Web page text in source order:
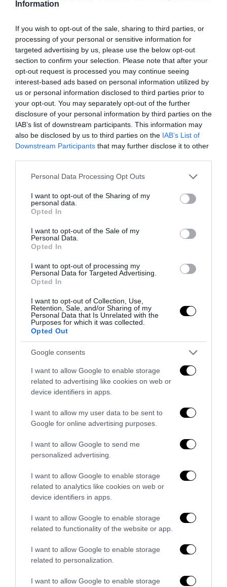
Information
If you wish to opt-out of the sale, sharing to third parties, or
processing of your personal or sensitive information for
targeted advertising by us, please use the below opt-out
section to confirm your selection. Please note that after your
opt-out request is processed you may continue seeing
interest-based ads based on personal information utilized by
us or personal information disclosed to third parties prior to
your opt-out. You may separately opt-out of the further
disclosure of your personal information by third parties on the
IAB’s list of downstream participants. This information may
also be disclosed by us to third parties on the IAB’s List of
Downstream Participants that may further disclose it to other
Please note that this website/app uses one or more Google
not limited to your visit or usage behaviour. You may click to
grant or deny consent to Google and its third-party tags to
use your data for below specified purposes in below Google
consent section.
Personal Data Processing Opt Outs
I want to opt-out of the Sharing of my
personal data.
Opted In
I want to opt-out of the Sale of my
Personal Data.
Opted In
I want to opt-out of processing my
Personal Data for Targeted Advertising.
Opted In
I want to opt-out of Collection, Use,
Retention, Sale, and/or Sharing of my
Personal Data that Is Unrelated with the
Purposes for which it was collected.
Opted Out
Google consents
I want to allow Google to enable storage
related to advertising like cookies on web or
device identifiers in apps.
I want to allow my user data to be sent to
Google for online advertising purposes.
I want to allow Google to send me
personalized advertising.
I want to allow Google to enable storage
related to analytics like cookies on web or
device identifiers in apps.
I want to allow Google to enable storage
related to functionality of the website or app.
I want to allow Google to enable storage
related to personalization.
I want to allow Google to enable storage
No Kings, Palazzo Ducale si dissocia e punta il dito sul
Comune di Genova
28 Luglio 2026
Addio Mary, malgrado «la diffidenza che fece esitare»
28 Luglio 2026
27 Luglio 2026